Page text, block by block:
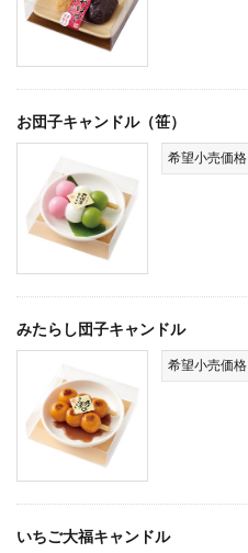
お団子キャンドル（笹）
希望小売価格
みたらし団子キャンドル
希望小売価格
いちご大福キャンドル